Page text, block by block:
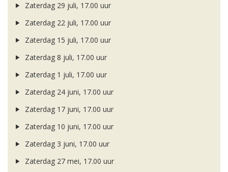
Zaterdag 29 juli, 17.00 uur
Zaterdag 22 juli, 17.00 uur
Zaterdag 15 juli, 17.00 uur
Zaterdag 8 juli, 17.00 uur
Zaterdag 1 juli, 17.00 uur
Zaterdag 24 juni, 17.00 uur
Zaterdag 17 juni, 17.00 uur
Zaterdag 10 juni, 17.00 uur
Zaterdag 3 juni, 17.00 uur
Zaterdag 27 mei, 17.00 uur